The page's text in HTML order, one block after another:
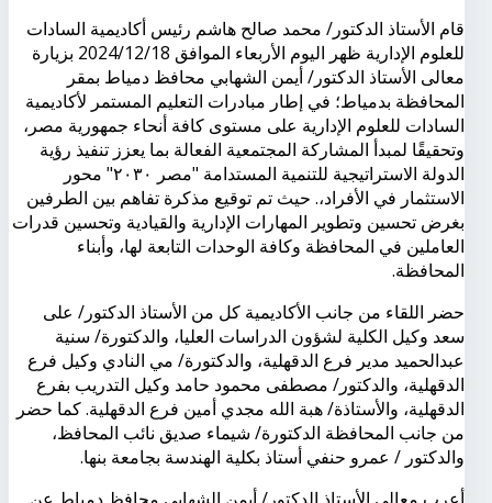
قام الأستاذ الدكتور/ محمد صالح هاشم رئيس أكاديمية السادات
للعلوم الإدارية ظهر اليوم الأربعاء الموافق 2024/12/18 بزيارة
معالى الأستاذ الدكتور/ أيمن الشهابي محافظ دمياط بمقر
المحافظة بدمياط؛ في إطار مبادرات التعليم المستمر لأكاديمية
السادات للعلوم الإدارية على مستوى كافة أنحاء جمهورية مصر،
وتحقيقًا لمبدأ المشاركة المجتمعية الفعالة بما يعزز تنفيذ رؤية
الدولة الاستراتيجية للتنمية المستدامة "مصر ٢٠٣٠" محور
الاستثمار في الأفراد،. حيث تم توقيع مذكرة تفاهم بين الطرفين
بغرض تحسين وتطوير المهارات الإدارية والقيادية وتحسين قدرات
العاملين في المحافظة وكافة الوحدات التابعة لها، وأبناء
المحافظة.
حضر اللقاء من جانب الأكاديمية كل من الأستاذ الدكتور/ على
سعد وكيل الكلية لشؤون الدراسات العليا، والدكتورة/ سنية
عبدالحميد مدير فرع الدقهلية، والدكتورة/ مي النادي وكيل فرع
الدقهلية، والدكتور/ مصطفى محمود حامد وكيل التدريب بفرع
الدقهلية، والأستاذة/ هبة الله مجدي أمين فرع الدقهلية. كما حضر
من جانب المحافظة الدكتورة/ شيماء صديق نائب المحافظ،
والدكتور / عمرو حنفي أستاذ بكلية الهندسة بجامعة بنها.